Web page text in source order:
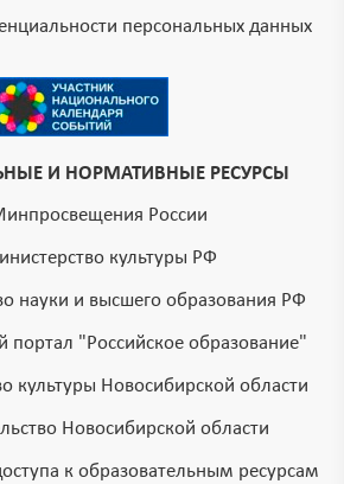
персональных данных
И НОРМАТИВНЫЕ РЕСУРСЫ
России
культуры РФ
науки и высшего образования РФ
портал "Российское образование"
культуры Новосибирской области
Новосибирской области
к образовательным ресурсам